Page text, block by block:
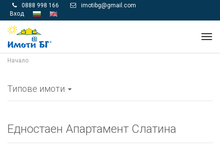
 0888 998 166 
imotibg@gmail.com
Вход
Начало
Типове имоти
Едностаен Апартамент Слатина